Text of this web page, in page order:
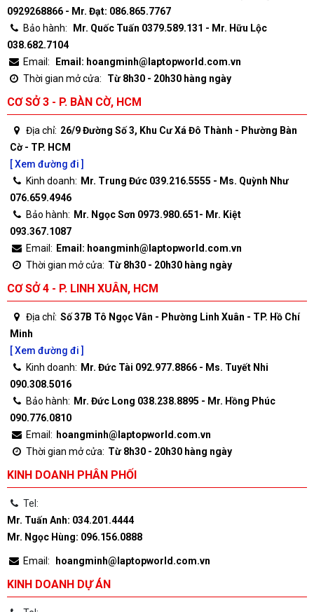
0929268866 - Mr. Đạt: 086.865.7767
Bảo hành:
Mr. Quốc Tuấn 0379.589.131 - Mr. Hữu Lộc
038.682.7104
Email:
Email: hoangminh@laptopworld.com.vn
Thời gian mở cửa:
Từ 8h30 - 20h30 hàng ngày
CƠ SỞ 3 - P. BÀN CỜ, HCM
Địa chỉ: 26/9 Đường Số 3, Khu Cư Xá Đô Thành - Phường Bàn
Cờ - TP. HCM
[ Xem đường đi ]
Kinh doanh: Mr. Trung Đức 039.216.5555 - Ms. Quỳnh Như
076.659.4946
Bảo hành: Mr. Ngọc Sơn 0973.980.651- Mr. Kiệt
093.367.1087
Email: Email: hoangminh@laptopworld.com.vn
Thời gian mở cửa: Từ 8h30 - 20h30 hàng ngày
CƠ SỞ 4 - P. LINH XUÂN, HCM
Địa chỉ: Số 37B Tô Ngọc Vân - Phường Linh Xuân - TP. Hồ Chí
Minh
[ Xem đường đi ]
Kinh doanh: Mr. Đức Tài 092.977.8866 - Ms. Tuyết Nhi
090.308.5016
Bảo hành: Mr. Đức Long 038.238.8895 - Mr. Hồng Phúc
090.776.0810
Email: hoangminh@laptopworld.com.vn
Thời gian mở cửa: Từ 8h30 - 20h30 hàng ngày
KINH DOANH PHÂN PHỐI
Tel:
Mr. Tuấn Anh: 034.201.4444
Mr. Ngọc Hùng: 096.156.0888
Email: hoangminh@laptopworld.com.vn
KINH DOANH DỰ ÁN